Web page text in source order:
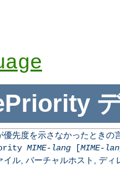
優先度を示さなかったときの
MIME-lang[MIME-
イル, バーチャルホスト, ディ